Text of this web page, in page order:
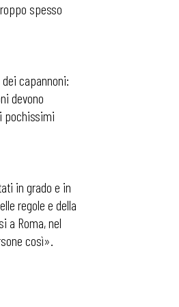
spesso
capannoni:
devono
pochissimi
in grado e in
regole e della
a Roma, nel
così».